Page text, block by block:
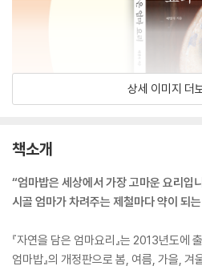
상세 이미지 더
책소개
“엄마밥은 세상에서 가장 고마운 요리입
시골 엄마가 차려주는 제철마다 약이 되
『자연을 담은 엄마요리』는 2013년도에
엄마밥』의 개정판으로 봄, 여름, 가을,